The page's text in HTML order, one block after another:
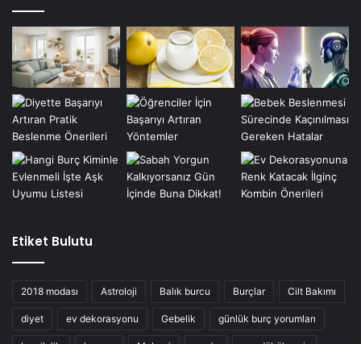
Etiket Bulutu
2018 modası Astroloji Balık burcu Burçlar Cilt Bakımı
diyet ev dekorasyonu Gebelik günlük burç yorumları